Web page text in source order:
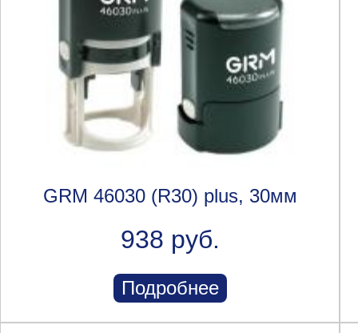
GRM 46030 (R30) plus, 30мм
938 руб.
Подробнее